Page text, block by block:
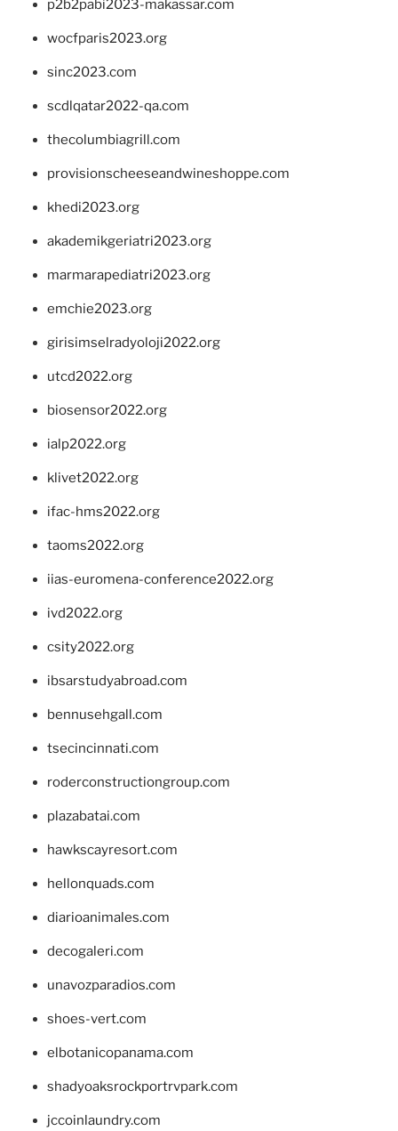
p2b2pabi2023-makassar.com
wocfparis2023.org
sinc2023.com
scdlqatar2022-qa.com
thecolumbiagrill.com
provisionscheeseandwineshoppe.com
khedi2023.org
akademikgeriatri2023.org
marmarapediatri2023.org
emchie2023.org
girisimselradyoloji2022.org
utcd2022.org
biosensor2022.org
ialp2022.org
klivet2022.org
ifac-hms2022.org
taoms2022.org
iias-euromena-conference2022.org
ivd2022.org
csity2022.org
ibsarstudyabroad.com
bennusehgall.com
tsecincinnati.com
roderconstructiongroup.com
plazabatai.com
hawkscayresort.com
hellonquads.com
diarioanimales.com
decogaleri.com
unavozparadios.com
shoes-vert.com
elbotanicopanama.com
shadyoaksrockportrvpark.com
jccoinlaundry.com